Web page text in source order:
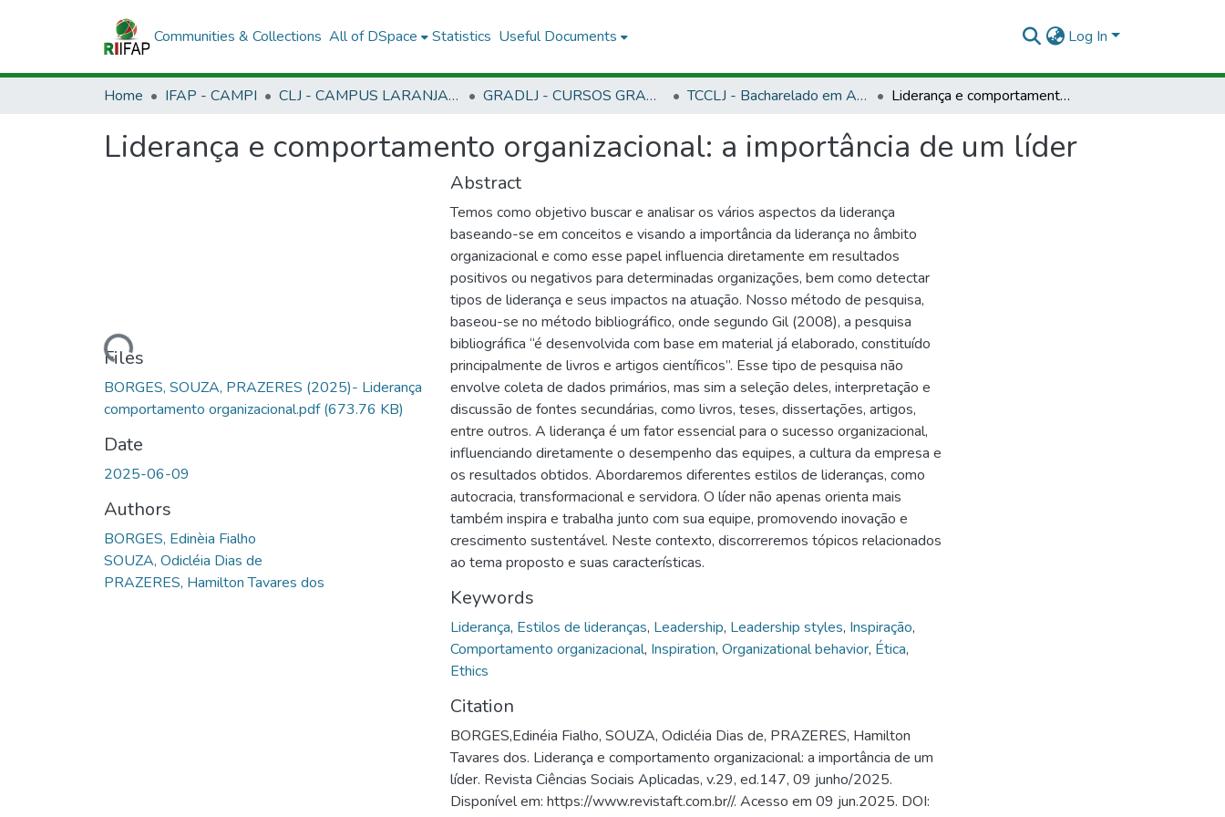
Communities & Collections All of DSpace Statistics Useful Documents Log In
Home IFAP - CAMPI CLJ - CAMPUS LARANJAL DO JARI GRADLJ - CURSOS GRADUAÇÃO - CAMPUS LARANJAL DO JARI TCCLJ - Bacharelado em Administração Liderança e comportamento organizacional: a importância de um líder
Liderança e comportamento organizacional: a importância de um líder
Loading...
Files
BORGES, SOUZA, PRAZERES (2025)- Liderança
comportamento organizacional.pdf(673.76 KB)
Date
2025-06-09
Authors
BORGES, Edinèia Fialho
SOUZA, Odicléia Dias de
PRAZERES, Hamilton Tavares dos
Abstract
Temos como objetivo buscar e analisar os vários aspectos da liderança
baseando-se em conceitos e visando a importância da liderança no âmbito
organizacional e como esse papel influencia diretamente em resultados
positivos ou negativos para determinadas organizações, bem como detectar
tipos de liderança e seus impactos na atuação. Nosso método de pesquisa,
baseou-se no método bibliográfico, onde segundo Gil (2008), a pesquisa
bibliográfica “é desenvolvida com base em material já elaborado, constituído
principalmente de livros e artigos científicos”. Esse tipo de pesquisa não
envolve coleta de dados primários, mas sim a seleção deles, interpretação e
discussão de fontes secundárias, como livros, teses, dissertações, artigos,
entre outros. A liderança é um fator essencial para o sucesso organizacional,
influenciando diretamente o desempenho das equipes, a cultura da empresa e
os resultados obtidos. Abordaremos diferentes estilos de lideranças, como
autocracia, transformacional e servidora. O líder não apenas orienta mais
também inspira e trabalha junto com sua equipe, promovendo inovação e
crescimento sustentável. Neste contexto, discorreremos tópicos relacionados
ao tema proposto e suas características.
Keywords
Liderança, Estilos de lideranças, Leadership, Leadership styles, Inspiração,
Comportamento organizacional, Inspiration, Organizational behavior, Ética,
Ethics
Citation
BORGES,Edinéia Fialho, SOUZA, Odicléia Dias de, PRAZERES, Hamilton
Tavares dos. Liderança e comportamento organizacional: a importância de um
líder. Revista Ciências Sociais Aplicadas, v.29, ed.147, 09 junho/2025.
Disponível em: https://www.revistaft.com.br//. Acesso em 09 jun.2025. DOI: